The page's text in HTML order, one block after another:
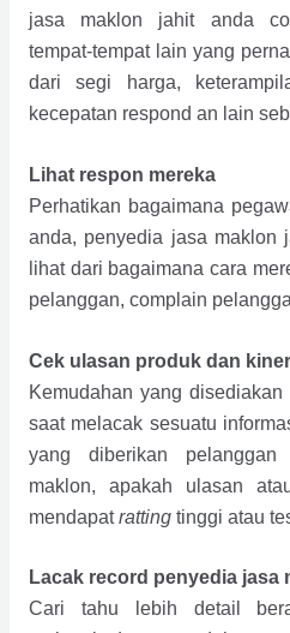
jasa maklon jahit anda
tempat-tempat lain yang
dari segi harga,
kecepatan respond an lain
Lihat respon mereka
Perhatikan bagaimana
anda, penyedia jasa maklon
lihat dari bagaimana cara
pelanggan, complain
Cek ulasan produk dan
Kemudahan yang
saat melacak sesuatu
yang diberikan
maklon, apakah ulasan
mendapatrattingtinggi atau
Lacak record penyedia jasa
Cari tahu lebih detail